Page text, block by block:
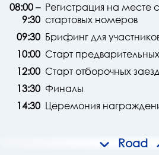
08:00 –
9:30
Регистрация на месте
стартовых номеров
09:30 Брифинг для
10:00 Старт
12:00 Старт отборочных
13:30 Финалы
14:30 Церемония
Road